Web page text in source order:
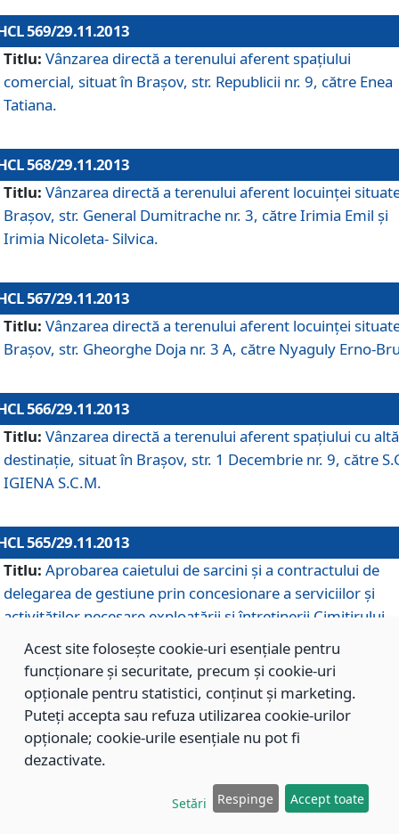
569/29.11.2013
Titlu: Vânzarea directă a terenului aferent spaţiului
comercial, situat în Braşov, str. Republicii nr. 9, către Enea
Tatiana.
568/29.11.2013
Titlu: Vânzarea directă a terenului aferent locuinţei
Braşov, str. General Dumitrache nr. 3, către Irimia Emil şi
Irimia Nicoleta- Silvica.
567/29.11.2013
Titlu: Vânzarea directă a terenului aferent locuinţei
Braşov, str. Gheorghe Doja nr. 3 A, către Nyaguly Erno-
566/29.11.2013
Titlu: Vânzarea directă a terenului aferent spaţiului cu altă
destinaţie, situat în Braşov, str. 1 Decembrie nr. 9, către
IGIENA S.C.M.
565/29.11.2013
Titlu: Aprobarea caietului de sarcini şi a contractului de
delegarea de gestiune prin concesionare a serviciilor şi
activităţilor necesare exploatării şi întreţinerii Cimitirului
Municipal Braşov situat în str. Dimitrie Anghel nr. 19.
564/29.11.2013
Titlu: Completarea şi modificarea H.C.L. nr. 446/2013,
care s-a aprobat studiul de fundamentare pentru
Acest site folosește cookie-uri esențiale pentru
funcționare și securitate, precum și cookie-uri
opționale pentru statistici, conținut și marketing.
Puteți accepta sau refuza utilizarea cookie-urilor
opționale; cookie-urile esențiale nu pot fi
dezactivate.
Setări Respinge Accept toate